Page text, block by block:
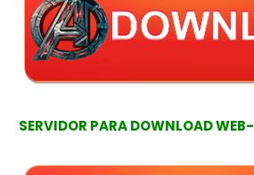
SERVIDOR PARA DOWNLOAD